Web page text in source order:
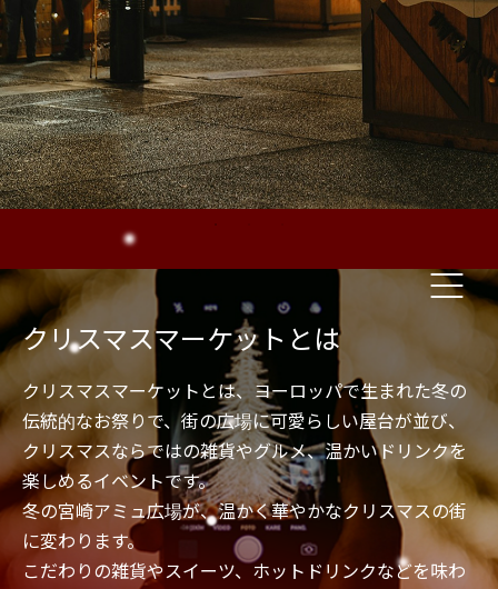
クリスマスマーケットとは
クリスマスマーケットとは、ヨーロッパで生まれた冬の
伝統的なお祭りで、街の広場に可愛らしい屋台が並び、
クリスマスならではの雑貨やグルメ、温かいドリンクを
楽しめるイベントです。
冬の宮崎アミュ広場が、温かく華やかなクリスマスの街
に変わります。
こだわりの雑貨やスイーツ、ホットドリンクなどを味わ